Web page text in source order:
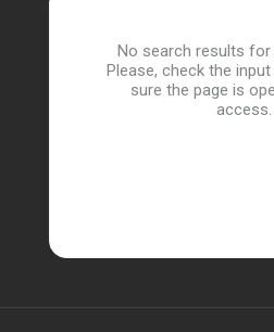
No search results for
Please, check the
sure the page is
access.